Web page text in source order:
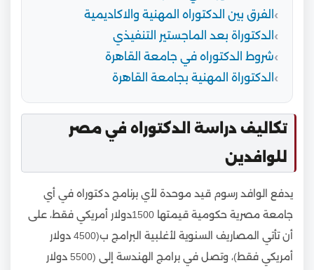
الفرق بين الدكتوراه المهنية والاكاديمية
الدكتوراة بعد الماجستير التنفيذي
شروط الدكتوراه في جامعة القاهرة
الدكتوراة المهنية بجامعة القاهرة
تكاليف دراسة الدكتوراه في مصر
للوافدين
يدفع الوافد رسوم قيد موحدة لأي برنامج دكتوراه في أي
جامعة مصرية حكومية قيمتها 1500دولار أمريكي فقط، على
أن تأتي المصاريف السنوية لأغلبية البرامج ب(4500 دولار
أمريكي فقط)، وتصل في برامج الهندسة إلى (5500 دولار